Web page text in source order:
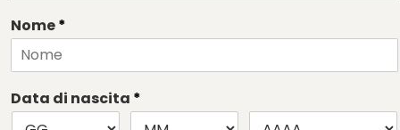
Nome*
Data di nascita *